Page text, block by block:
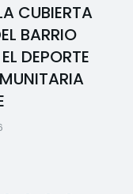
CUBIERTA
BARRIO
DEPORTE